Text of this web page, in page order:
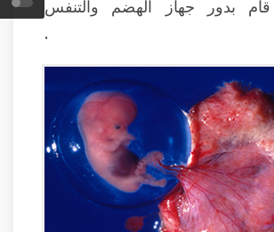
بدور جهاز الهضم والتنفس
.